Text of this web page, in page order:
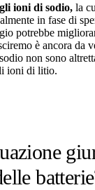
ioni di sodio, la
in fase di
potrebbe
è ancora da
non sono
ioni di litio.